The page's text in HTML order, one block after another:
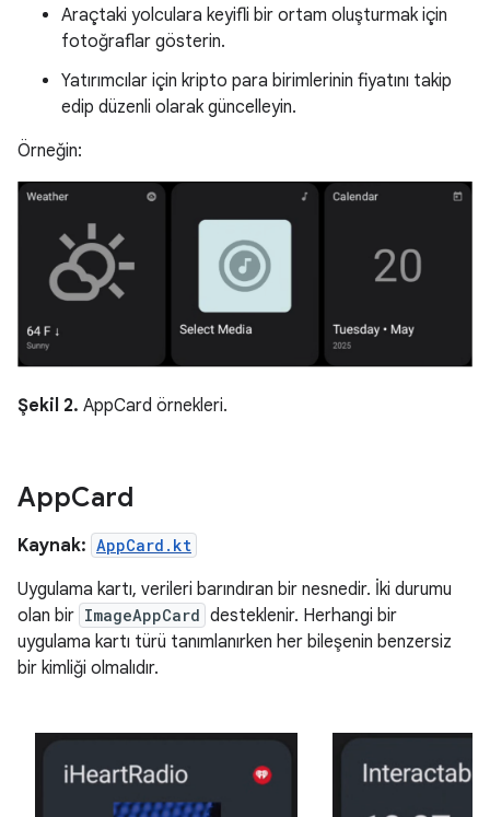
Araçtaki yolculara keyifli bir ortam oluşturmak için
fotoğraflar gösterin.
Yatırımcılar için kripto para birimlerinin fiyatını takip
edip düzenli olarak güncelleyin.
Örneğin:
Şekil 2. AppCard örnekleri.
AppCard
Kaynak: AppCard.kt
Uygulama kartı, verileri barındıran bir nesnedir. İki durumu
olan bir ImageAppCard desteklenir. Herhangi bir
uygulama kartı türü tanımlanırken her bileşenin benzersiz
bir kimliği olmalıdır.